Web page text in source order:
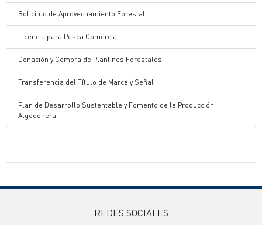
Solicitud de Aprovechamiento Forestal
Licencia para Pesca Comercial
Donación y Compra de Plantines Forestales
Transferencia del Título de Marca y Señal
Plan de Desarrollo Sustentable y Fomento de la Producción
Algodonera
REDES SOCIALES